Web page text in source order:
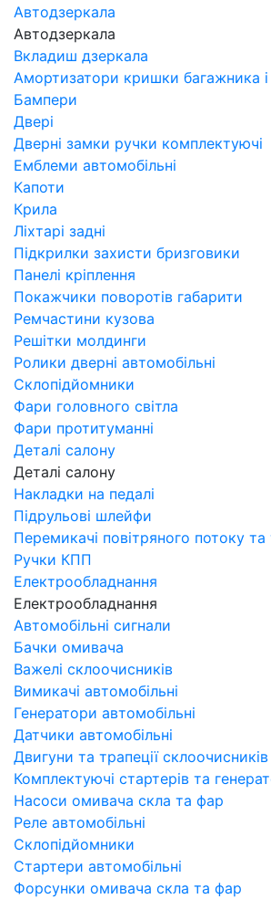
Автодзеркала
Автодзеркала
Вкладиш дзеркала
Амортизатори кришки багажника і
Бампери
Двері
Дверні замки ручки комплектуючі
Емблеми автомобільні
Капоти
Крила
Ліхтарі задні
Підкрилки захисти бризговики
Панелі кріплення
Покажчики поворотів габарити
Ремчастини кузова
Решітки молдинги
Ролики дверні автомобільні
Склопідйомники
Фари головного світла
Фари протитуманні
Деталі салону
Деталі салону
Накладки на педалі
Підрульові шлейфи
Перемикачі повітряного потоку
Ручки КПП
Електрообладнання
Електрообладнання
Автомобільні сигнали
Бачки омивача
Важелі склоочисників
Вимикачі автомобільні
Генератори автомобільні
Датчики автомобільні
Двигуни та трапеції склоочисників
Комплектуючі стартерів та
Насоси омивача скла та фар
Реле автомобільні
Склопідйомники
Стартери автомобільні
Форсунки омивача скла та фар